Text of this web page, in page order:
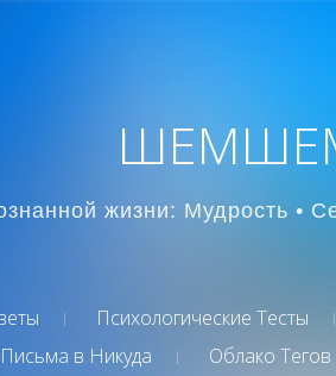
жизни: Мудрость •
Психологические Тесты
Письма в Никуда Облако Тегов